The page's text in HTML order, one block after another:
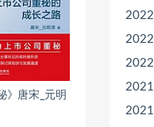
》唐宋_元明
2022
2022
2022
2021
2021